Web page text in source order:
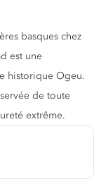
basques chez
est une
historique Ogeu.
de toute
extrême.